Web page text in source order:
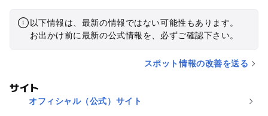
以下情報は、最新の情報ではない可能性もあります。
お出かけ前に最新の公式情報を、必ずご確認下さい。
スポット情報の改善を送る
サイト
オフィシャル（公式）サイト